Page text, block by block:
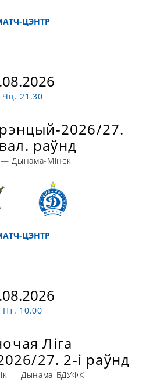
ЦЭНТР
Чц. 21.30
2026/27.
раўнд
— Дынама-Мінск
ЦЭНТР
Пт. 10.00
Ліга
27. 2-і раўнд
— Дынама-БДУФК